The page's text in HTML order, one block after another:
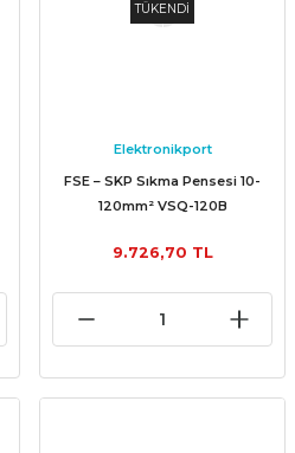
TÜKENDİ
Elektronikport
FSE – SKP Sıkma Pensesi 10-
120mm² VSQ-120B
9.726,70 TL